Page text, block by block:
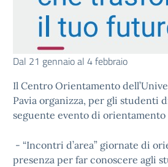
Dal 21 gennaio al 4 febbraio
Il Centro Orientamento
Pavia organizza, per gli studenti
seguente evento di orientamento
- “Incontri d’area” giornate di
presenza per far conoscere agli